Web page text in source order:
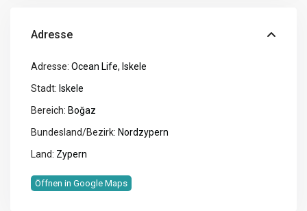
Adresse
Adresse: Ocean Life, Iskele
Stadt: Iskele
Bereich: Boğaz
Bundesland/Bezirk: Nordzypern
Land: Zypern
Öffnen in Google Maps